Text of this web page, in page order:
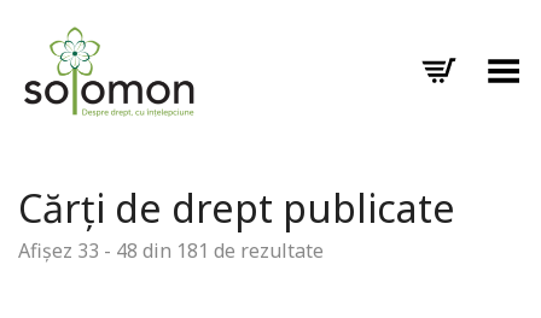
Toggle Menu
Cărți de drept publicate
Afișez 33 - 48 din 181 de rezultate